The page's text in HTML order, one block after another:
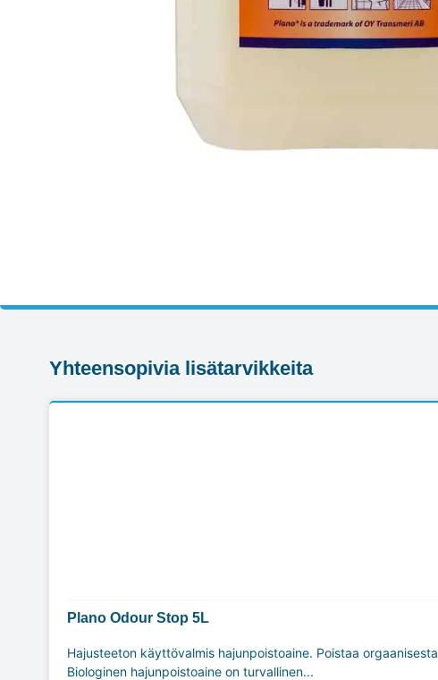
Yhteensopivia lisätarvikkeita
Plano Odour Stop 5L
Hajusteeton käyttövalmis hajunpoistoaine. Poistaa
Biologinen hajunpoistoaine on turvallinen...